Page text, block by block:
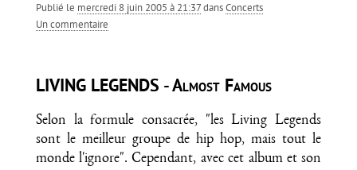
Publié le mercredi 8 juin 2005 à 21:37dansConcerts
un commentaire
LIVING LEGENDS - Almost Famous
Selon la formule consacrée, "les Living Legends
sont le meilleur groupe de hip hop, mais tout le
monde l'ignore". Cependant, avec cet album et son